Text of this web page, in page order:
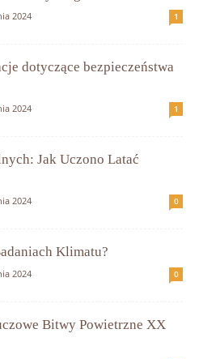
2024 1
dotyczące bezpieczeństwa
2024 1
Jak Uczono Latać
2024 0
Klimatu?
2024 0
Bitwy Powietrzne XX